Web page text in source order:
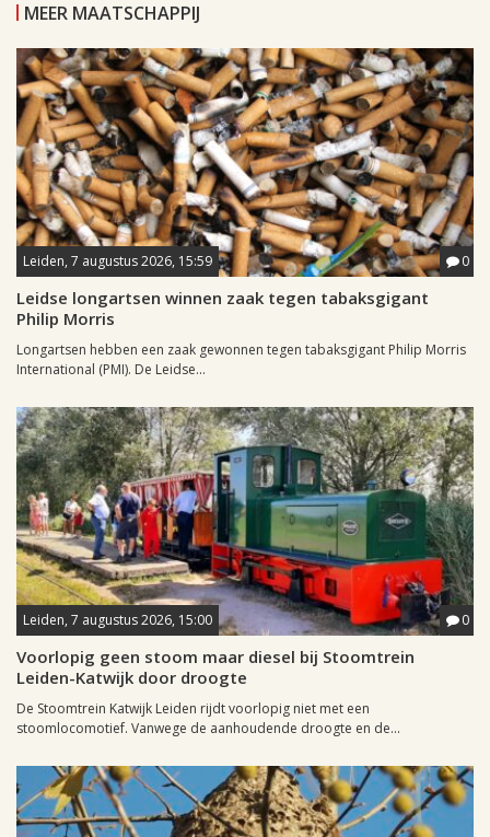
MEER MAATSCHAPPIJ
Leiden, 7 augustus 2026, 15:59 0
Leidse longartsen winnen zaak tegen tabaksgigant
Philip Morris
Longartsen hebben een zaak gewonnen tegen tabaksgigant Philip Morris
International (PMI). De Leidse...
Leiden, 7 augustus 2026, 15:00 0
Voorlopig geen stoom maar diesel bij Stoomtrein
Leiden-Katwijk door droogte
De Stoomtrein Katwijk Leiden rijdt voorlopig niet met een
stoomlocomotief. Vanwege de aanhoudende droogte en de...